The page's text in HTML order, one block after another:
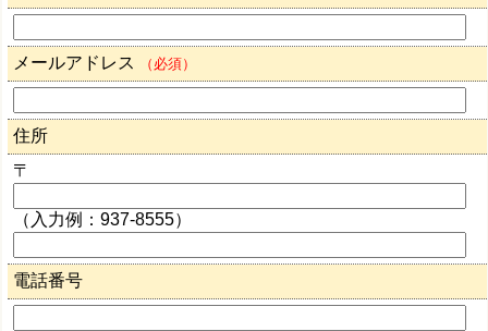
メールアドレス （必須）
住所
〒
（入力例：937-8555）
電話番号